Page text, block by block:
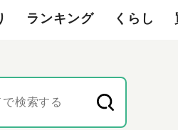
ランキング くらし